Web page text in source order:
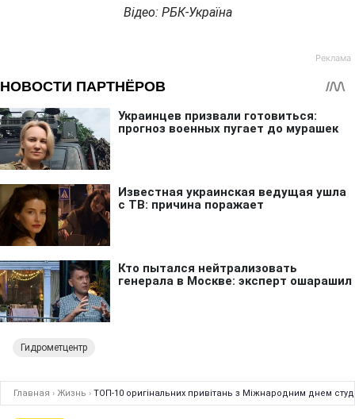
Відео: РБК-Україна
Гидрометцентр
Главная › Жизнь › ТОП-10 оригінальних привітань з Міжнародним днем